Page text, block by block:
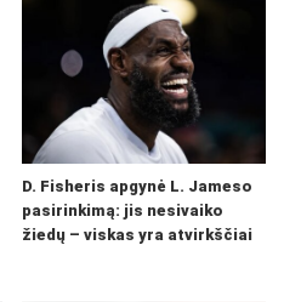
D. Fisheris apgynė L. Jameso
pasirinkimą: jis nesivaiko
žiedų – viskas yra atvirkščiai